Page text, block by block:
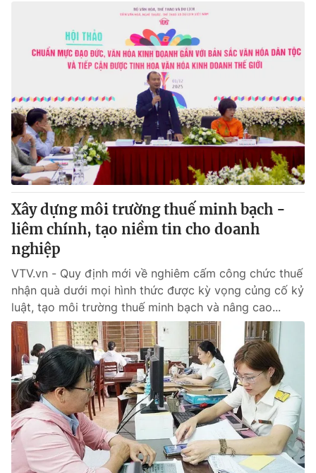
Xây dựng môi trường thuế minh bạch -
liêm chính, tạo niềm tin cho doanh
nghiệp
VTV.vn - Quy định mới về nghiêm cấm công chức thuế
nhận quà dưới mọi hình thức được kỳ vọng củng cố kỷ
luật, tạo môi trường thuế minh bạch và nâng cao...